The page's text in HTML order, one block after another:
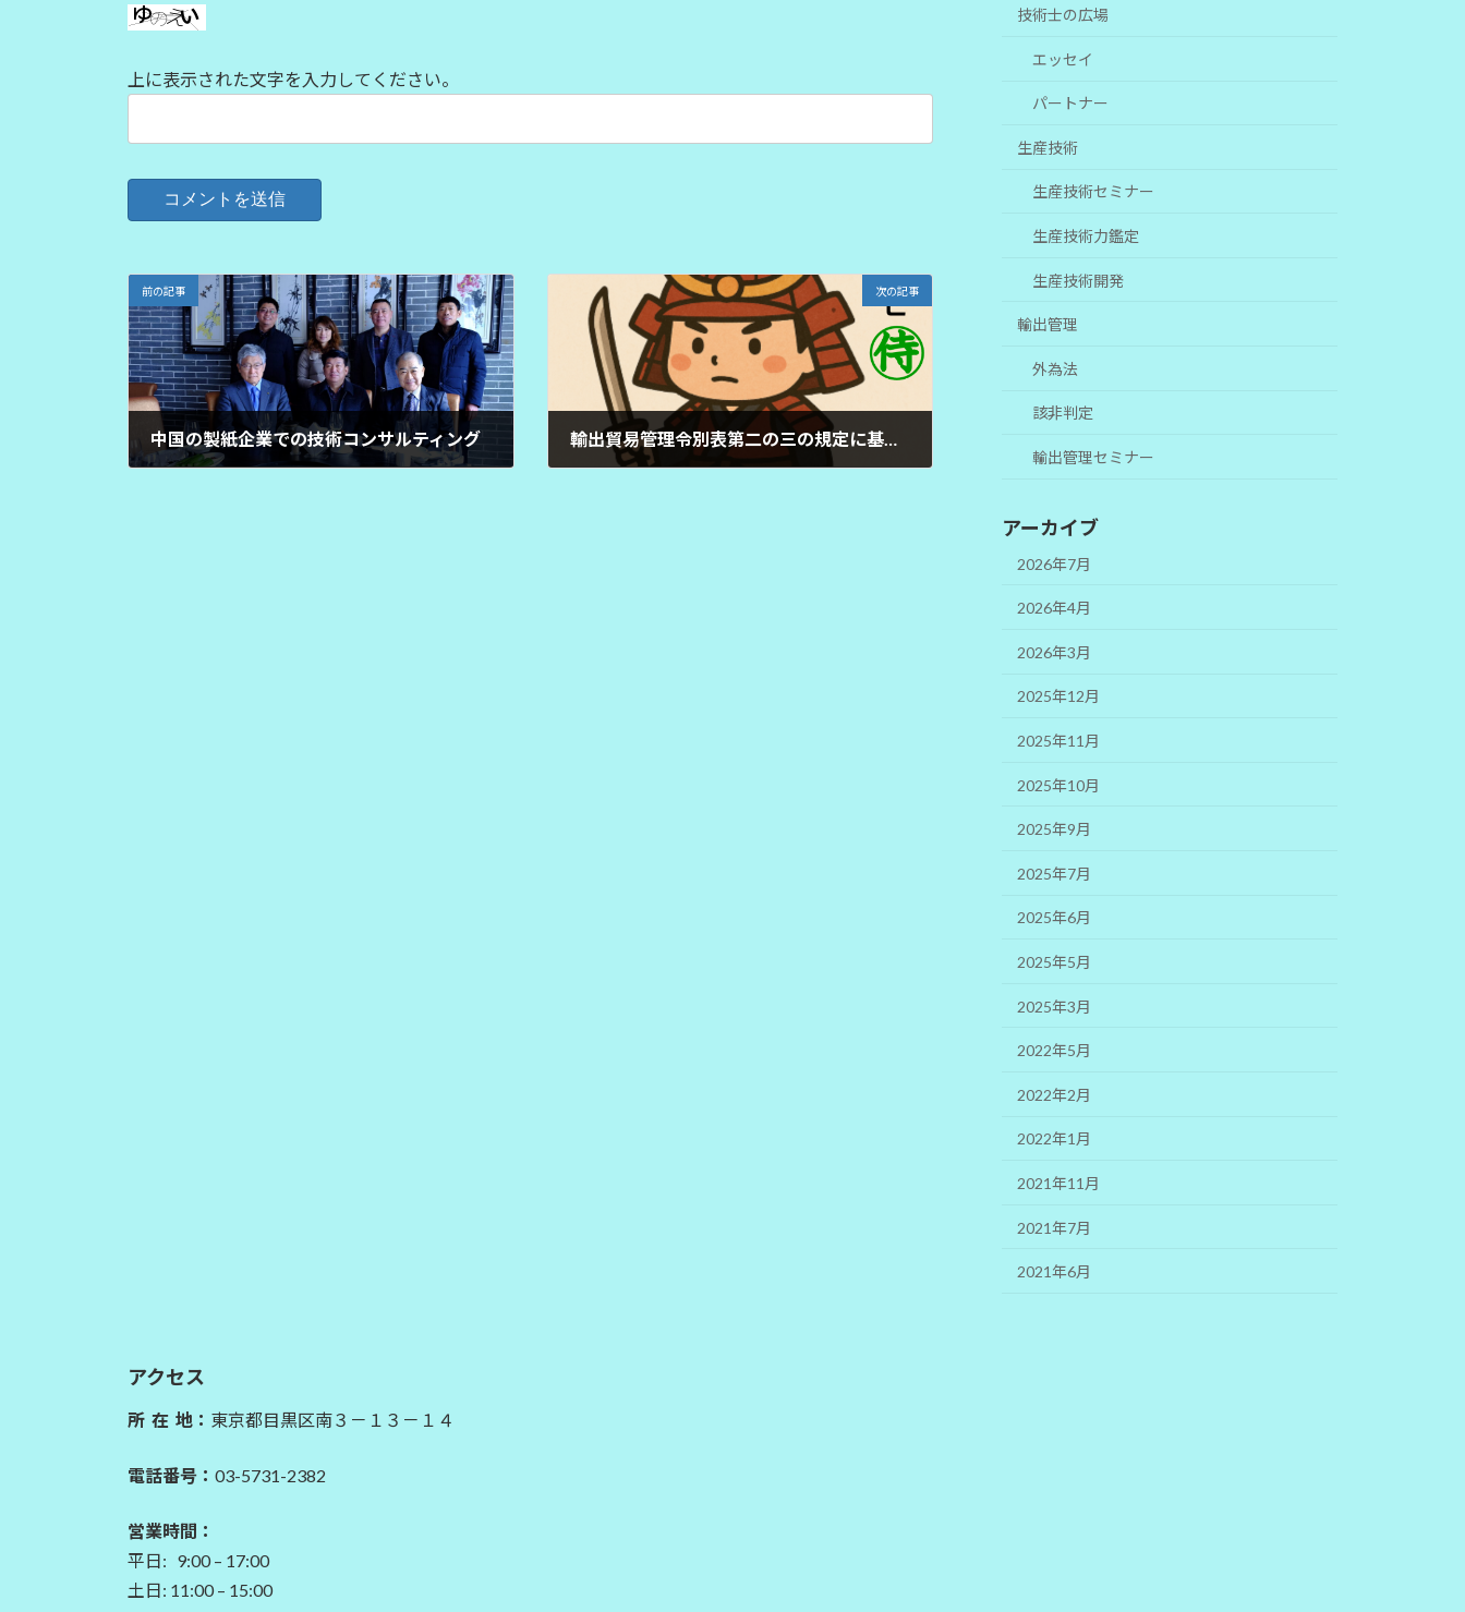
上に表示された文字を入力してください。
前の記事
中国の製紙企業での技術コンサルティング
次の記事
輸出貿易管理令別表第二の三の規定に基づき貨物を定める省令
技術士の広場
エッセイ
パートナー
生産技術
生産技術セミナー
生産技術力鑑定
生産技術開発
輸出管理
外為法
該非判定
輸出管理セミナー
アーカイブ
2026年7月
2026年4月
2026年3月
2025年12月
2025年11月
2025年10月
2025年9月
2025年7月
2025年6月
2025年5月
2025年3月
2022年5月
2022年2月
2022年1月
2021年11月
2021年7月
2021年6月
アクセス
所 在 地： 東京都目黒区南３－１３－１４
電話番号： 03-5731-2382
営業時間：
平日: 9:00 – 17:00
土日: 11:00 – 15:00